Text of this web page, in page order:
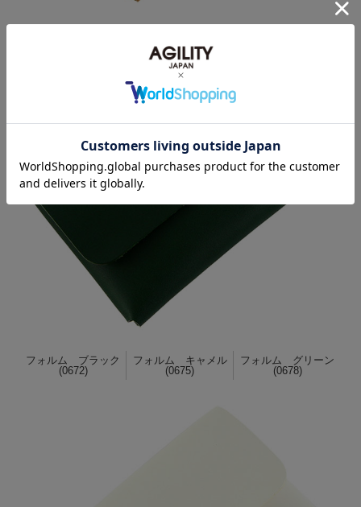
フォルム ブラック
(0672)
フォルム キャメル
(0675)
フォルム グリーン
(0678)